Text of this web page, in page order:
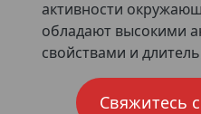
активности
обладают высокими
свойствами и
Свяжитесь